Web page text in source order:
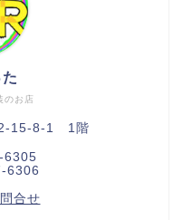
のお店
2-15-8-1 1階
6305
6306
合せ